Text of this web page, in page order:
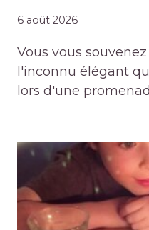
6 août 2026
Vous vous
l'inconnu élégant
lors d'une